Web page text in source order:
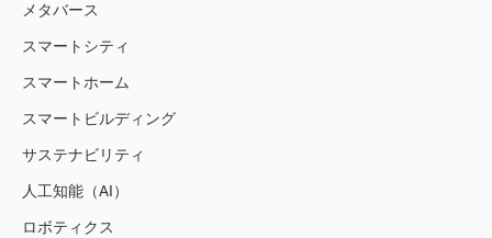
メタバース
スマートシティ
スマートホーム
スマートビルディング
サステナビリティ
人工知能（AI）
ロボティクス